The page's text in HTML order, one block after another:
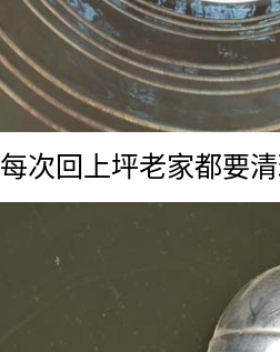
每次回上坪老家都要